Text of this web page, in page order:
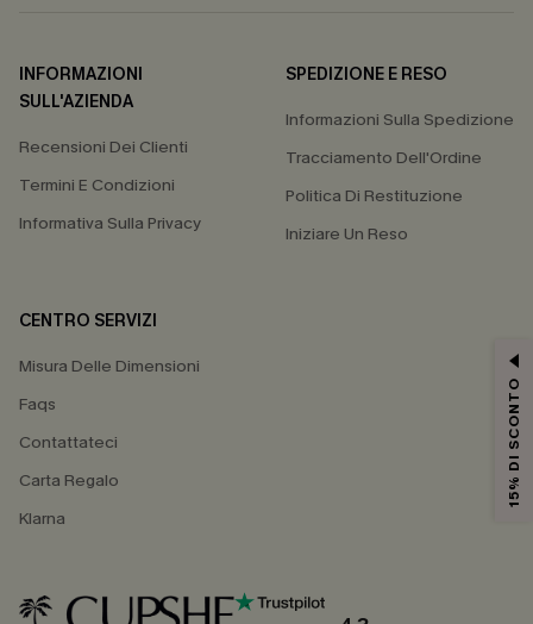
INFORMAZIONI
SULL'AZIENDA
Recensioni Dei Clienti
Termini E Condizioni
Informativa Sulla Privacy
SPEDIZIONE E RESO
Informazioni Sulla Spedizione
Tracciamento Dell'Ordine
Politica Di Restituzione
Iniziare Un Reso
CENTRO SERVIZI
Misura Delle Dimensioni
Faqs
Contattateci
Carta Regalo
Klarna
15% DI SCONTO